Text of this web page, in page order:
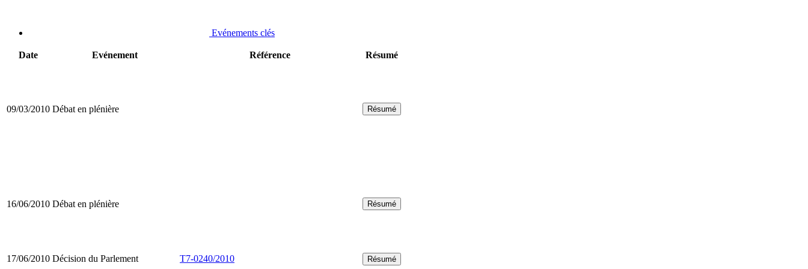
Evénements clés
Date Evénement Référence Résumé
09/03/2010 Débat en plénière Résumé
16/06/2010 Débat en plénière Résumé
17/06/2010 Décision du Parlement T7-0240/2010 Résumé